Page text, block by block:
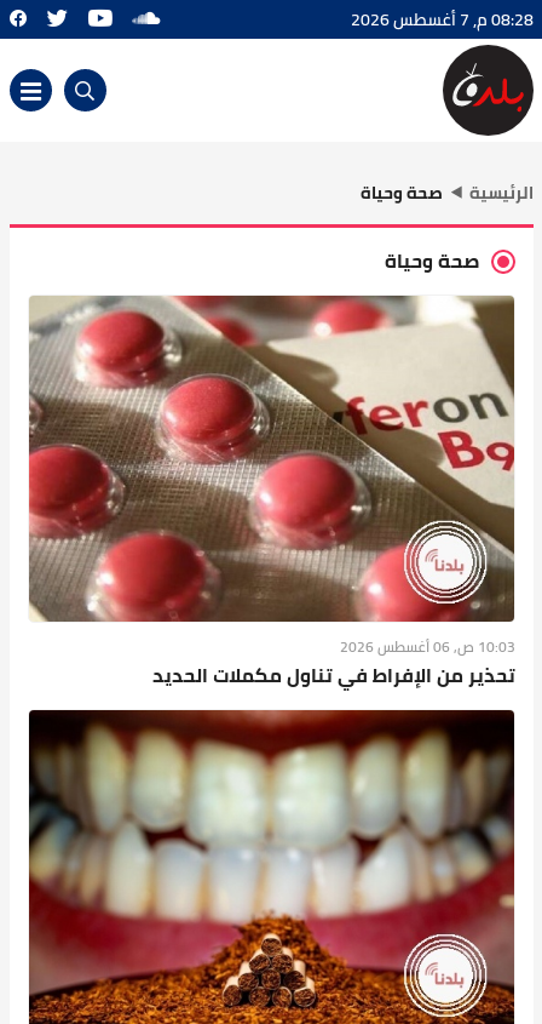
08:28 م, 7 أغسطس 2026
الرئيسية صحة وحياة
صحة وحياة
10:03 ص, 06 أغسطس 2026
تحذير من الإفراط في تناول مكملات الحديد